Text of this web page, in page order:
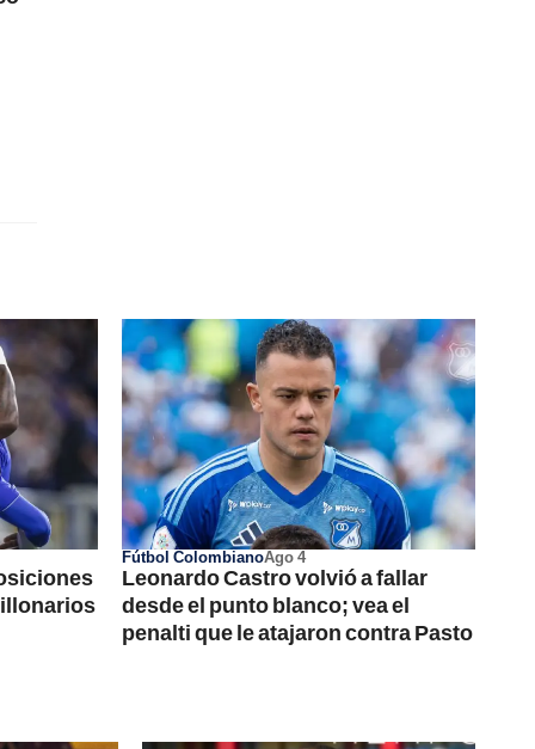
Fútbol ColombianoAgo 4
Leonardo Castro volvió a fallar
desde el punto blanco; vea el
penalti que le atajaron contra Pasto